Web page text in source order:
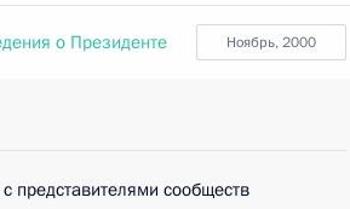
Ноябрь, 2000
о Президенте
с представителями сообществ